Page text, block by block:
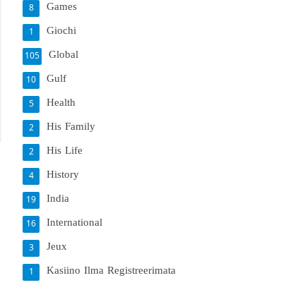
Games
8
Giochi
1
Global
105
Gulf
10
Health
5
His Family
2
His Life
2
History
4
India
19
International
16
Jeux
3
Kasiino Ilma Registreerimata
1